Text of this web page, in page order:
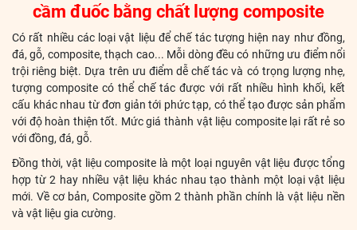
cầm đuốc bằng chất lượng composite
Có rất nhiều các loại vật liệu để chế tác tượng hiện nay như đồng,
đá, gỗ, composite, thạch cao... Mỗi dòng đều có những ưu điểm nổi
trội riêng biệt. Dựa trên ưu điểm dễ chế tác và có trọng lượng nhẹ,
tượng composite có thể chế tác được với rất nhiều hình khối, kết
cấu khác nhau từ đơn giản tới phức tạp, có thể tạo được sản phẩm
với độ hoàn thiện tốt. Mức giá thành vật liệu composite lại rất rẻ so
với đồng, đá, gỗ.
Đồng thời, vật liệu composite là một loại nguyên vật liệu được tổng
hợp từ 2 hay nhiều vật liệu khác nhau tạo thành một loại vật liệu
mới. Về cơ bản, Composite gồm 2 thành phần chính là vật liệu nền
và vật liệu gia cường.